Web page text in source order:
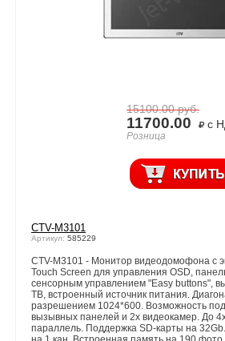
15100.00руб.
11700.00 с
Розница
CTV-M3101
Артикул: 585229
CTV-M3101 - Монитор видеодомофона с
Touch Screen для управления OSD,
сенсорным управлением "Easy buttons",
ТВ, встроенный источник питания.
разрешением 1024*600. Возможность
вызывных панелей и 2х видеокамер. До
параллель. Поддержка SD-карты на